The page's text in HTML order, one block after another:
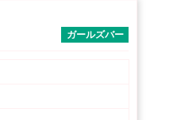
ガールズバー